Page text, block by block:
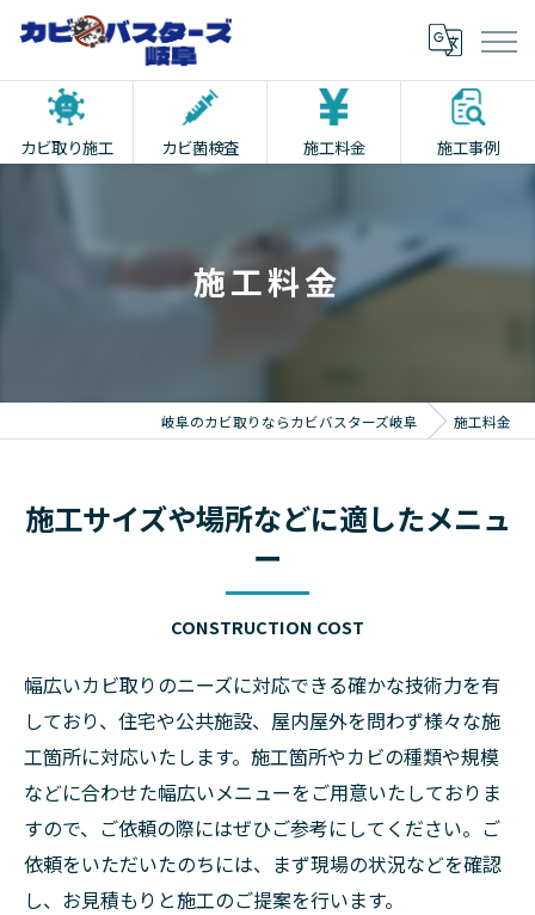
カビ取り施工 カビ菌検査 施工料金 施工事例
施工料金
岐阜のカビ取りならカビバスターズ岐阜 施工料金
施工サイズや場所などに適したメニュ
ー
CONSTRUCTION COST
幅広いカビ取りのニーズに対応できる確かな技術力を有
しており、住宅や公共施設、屋内屋外を問わず様々な施
工箇所に対応いたします。施工箇所やカビの種類や規模
などに合わせた幅広いメニューをご用意いたしておりま
すので、ご依頼の際にはぜひご参考にしてください。ご
依頼をいただいたのちには、まず現場の状況などを確認
し、お見積もりと施工のご提案を行います。